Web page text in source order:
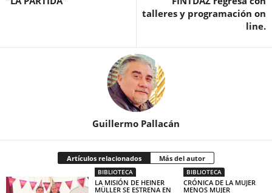
talleres y programación on
line.
Guillermo Pallacán
Artículos relacionados Más del autor
BIBLIOTECA
LA MISIÓN DE HEINER
MÜLLER SE ESTRENA EN
BIBLIOTECA
CRÓNICA DE LA MUJER
MENOS MUJER